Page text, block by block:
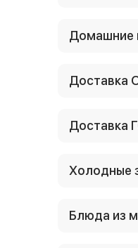
Домашние
Доставка
Доставка
Холодные
Блюда из